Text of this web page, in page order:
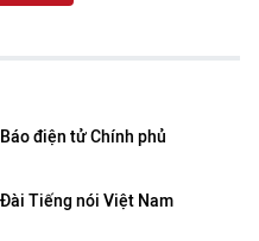
Báo điện tử Chính phủ
Đài Tiếng nói Việt Nam